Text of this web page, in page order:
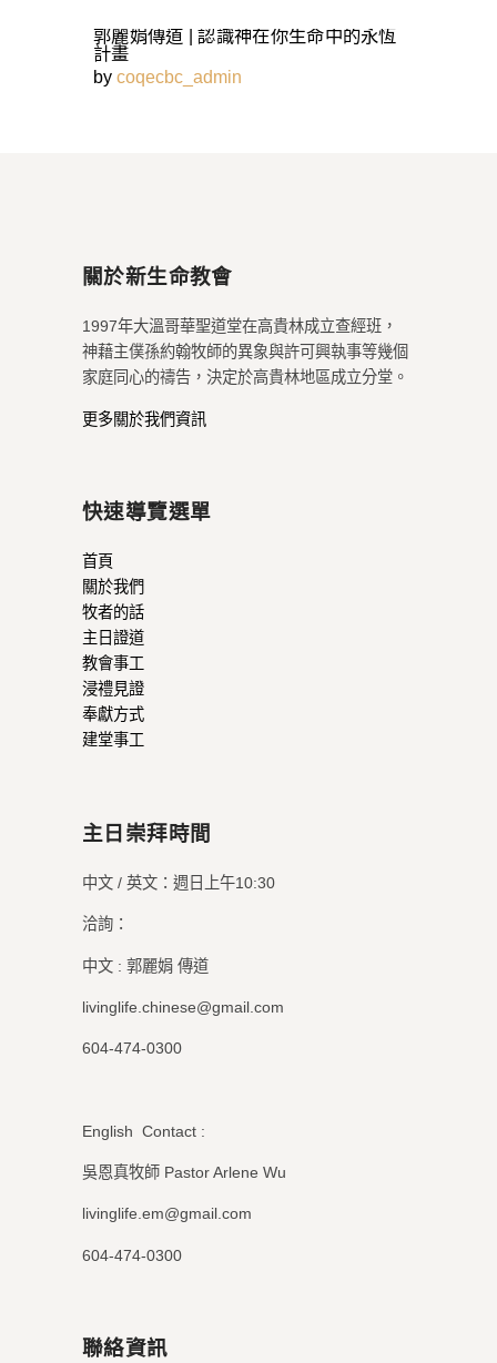
郭麗娟傳道 | 認識神在你生命中的永恆
計畫
by coqecbc_admin
關於新生命教會
1997年大溫哥華聖道堂在高貴林成立查經班，
神藉主僕孫約翰牧師的異象與許可興執事等幾個
家庭同心的禱告，決定於高貴林地區成立分堂。
更多關於我們資訊
快速導覽選單
首頁
關於我們
牧者的話
主日證道
教會事工
浸禮見證
奉獻方式
建堂事工
主日崇拜時間
中文 / 英文：週日上午10:30
洽詢：
中文 : 郭麗娟 傳道
livinglife.chinese@gmail.com
604-474-0300
English Contact :
吳恩真牧師 Pastor Arlene Wu
livinglife.em@gmail.com
604-474-0300
聯絡資訊